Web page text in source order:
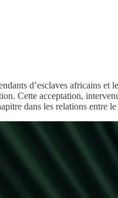
d’esclaves africains
Cette acceptation,
dans les relations entre